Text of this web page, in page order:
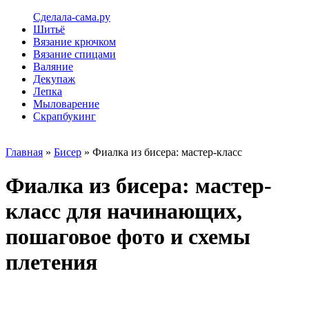
Сделала-сама.ру
Шитьё
Вязание крючком
Вязание спицами
Валяние
Декупаж
Лепка
Мыловарение
Скрапбукинг
Главная » Бисер » Фиалка из бисера: мастер-класс
Фиалка из бисера: мастер-
класс для начинающих,
пошаговое фото и схемы
плетения